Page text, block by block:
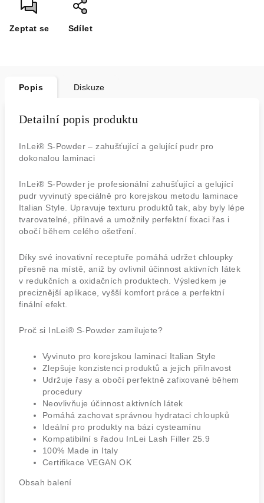
Zeptat se Sdílet
Popis Diskuze
Detailní popis produktu
InLei® S-Powder – zahušťující a gelující pudr pro
dokonalou laminaci
InLei® S-Powder je profesionální zahušťující a gelující
pudr vyvinutý speciálně pro korejskou metodu laminace
Italian Style. Upravuje texturu produktů tak, aby byly lépe
tvarovatelné, přilnavé a umožnily perfektní fixaci řas i
obočí během celého ošetření.
Díky své inovativní receptuře pomáhá udržet chloupky
přesně na místě, aniž by ovlivnil účinnost aktivních látek
v redukčních a oxidačních produktech. Výsledkem je
preciznější aplikace, vyšší komfort práce a perfektní
finální efekt.
Proč si InLei® S-Powder zamilujete?
Vyvinuto pro korejskou laminaci Italian Style
Zlepšuje konzistenci produktů a jejich přilnavost
Udržuje řasy a obočí perfektně zafixované během
procedury
Neovlivňuje účinnost aktivních látek
Pomáhá zachovat správnou hydrataci chloupků
Ideální pro produkty na bázi cysteamínu
Kompatibilní s řadou InLei Lash Filler 25.9
100% Made in Italy
Certifikace VEGAN OK
Obsah balení